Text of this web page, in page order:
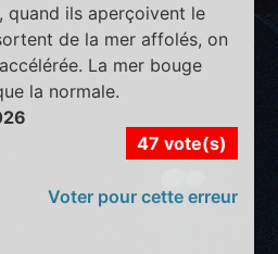
quand ils aperçoivent le
de la mer affolés, on
La mer bouge
la normale.
47 vote(s)
Voter pour cette erreur